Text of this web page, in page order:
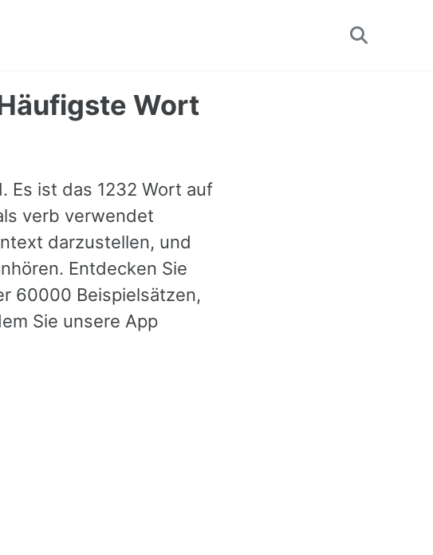
Toggle
Wort
Es ist das 1232 Wort auf
verb verwendet
darzustellen, und
Entdecken Sie
60000 Beispielsätzen,
Sie unsere App